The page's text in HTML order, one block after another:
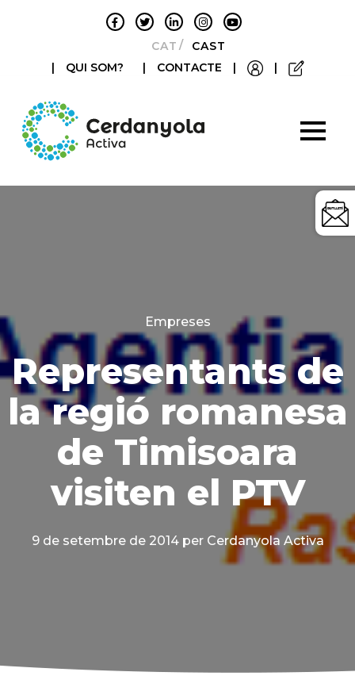
CATALÀCASTELLANO
|
QUI SOM? | CONTACTE | |
Categories
Empreses
Representants de
la regió romanesa
de Timisoara
visiten el PTV
9 de setembre de 2014 per Cerdanyola Activa